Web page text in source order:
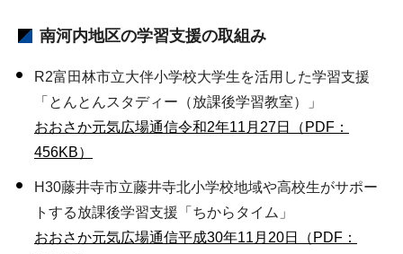
南河内地区の学習支援の取組み
R2富田林市立大伴小学校大学生を活用した学習支援
「とんとんスタディー（放課後学習教室）」
おおさか元気広場通信令和2年11月27日（PDF：
456KB）
H30藤井寺市立藤井寺北小学校地域や高校生がサポー
トする放課後学習支援「ちからタイム」
おおさか元気広場通信平成30年11月20日（PDF：